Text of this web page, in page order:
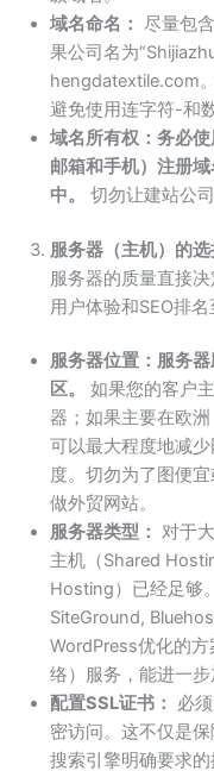
域名命名：
尽量包
果公司名为
hengdatextile.com
避免使用连字符-和
域名所有权：务必
邮箱和手机）注册
中。
切勿让建站公
服务器（主机）的
服务器的质量直接
用户体验和SEO排名
服务器位置：服务
区。
如果您的客户
器；如果主要在欧
可以最大程度地减
度。切勿为了图便
做外贸网站。
服务器类型： 对于
主机（Shared
Hosting）已经足够
SiteGround,
WordPress优化的
络）服务，能进一步
配置SSL证书：
必
密访问。这不仅是
搜索引擎明确要求